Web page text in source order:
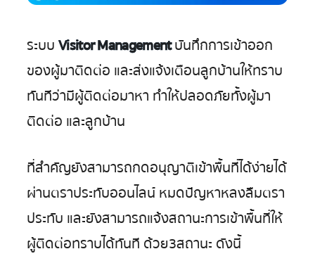
ระบบVisitor Managementบันทึกการเข้าออก
ของผู้มาติดต่อ และส่งแจ้งเตือนลูกบ้านให้ทราบ
ทันทีว่ามีผู้ติดต่อมาหา ทำให้ปลอดภัยทั้งผู้มา
ติดต่อ และลูกบ้าน
ที่สำคัญยังสามารถกดอนุญาติเข้าพื้นที่ได้ง่ายได้
ผ่านตราประทับออนไลน์ หมดปัญหาหลงลืมตรา
ประทับ และยังสามารถแจ้งสถานะการเข้าพื้นที่ให้
ผู้ติดต่อทราบได้ทันที ด้วย 3 สถานะ ดังนี้